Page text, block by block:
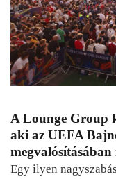
A Lounge Group
aki az UEFA
megvalósításában
Egy ilyen